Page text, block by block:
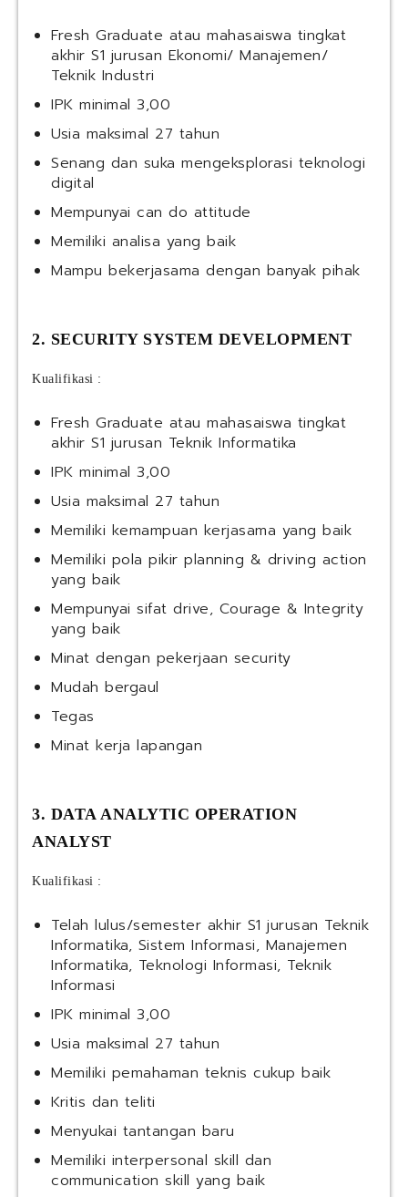
Fresh Graduate atau mahasaiswa tingkat
akhir S1 jurusan Ekonomi/ Manajemen/
Teknik Industri
IPK minimal 3,00
Usia maksimal 27 tahun
Senang dan suka mengeksplorasi teknologi
digital
Mempunyai can do attitude
Memiliki analisa yang baik
Mampu bekerjasama dengan banyak pihak
2. SECURITY SYSTEM DEVELOPMENT
Kualifikasi :
Fresh Graduate atau mahasaiswa tingkat
akhir S1 jurusan Teknik Informatika
IPK minimal 3,00
Usia maksimal 27 tahun
Memiliki kemampuan kerjasama yang baik
Memiliki pola pikir planning & driving action
yang baik
Mempunyai sifat drive, Courage & Integrity
yang baik
Minat dengan pekerjaan security
Mudah bergaul
Tegas
Minat kerja lapangan
3. DATA ANALYTIC OPERATION
ANALYST
Kualifikasi :
Telah lulus/semester akhir S1 jurusan Teknik
Informatika, Sistem Informasi, Manajemen
Informatika, Teknologi Informasi, Teknik
Informasi
IPK minimal 3,00
Usia maksimal 27 tahun
Memiliki pemahaman teknis cukup baik
Kritis dan teliti
Menyukai tantangan baru
Memiliki interpersonal skill dan
communication skill yang baik